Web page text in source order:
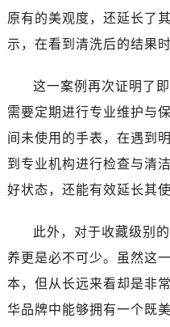
原有的美观度，还延长了
示，在看到清洗后的结果
这一案例再次证明了
需要定期进行专业维护与
间未使用的手表，在遇到
到专业机构进行检查与清
好状态，还能有效延长其使
此外，对于收藏级别
养更是必不可少。虽然这
本，但从长远来看却是非
华品牌中能够拥有一个既